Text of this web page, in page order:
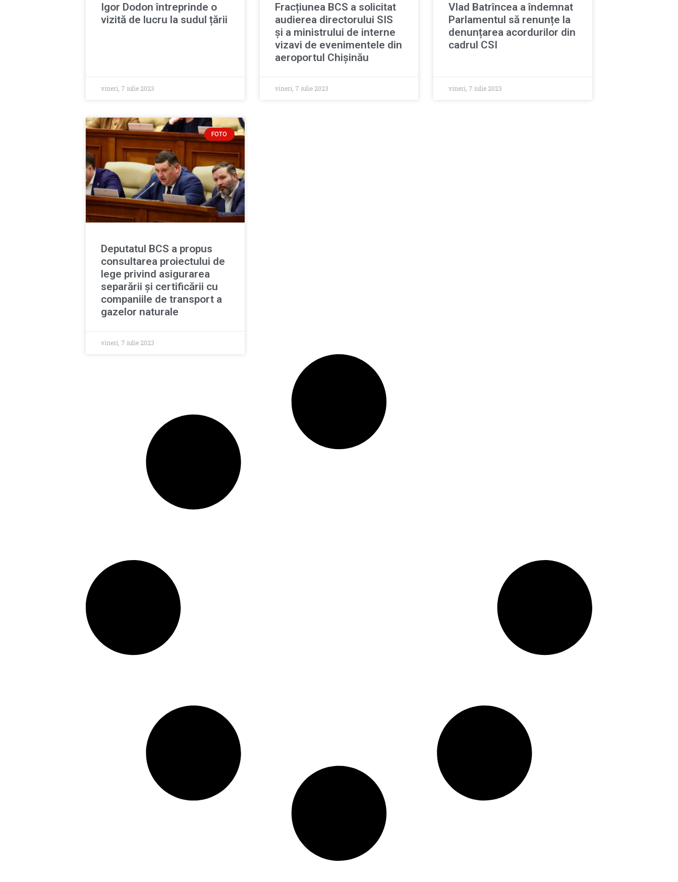
Igor Dodon întreprinde o
vizită de lucru la sudul țării
vineri, 7 iulie 2023
Fracțiunea BCS a solicitat
audierea directorului SIS
și a ministrului de interne
vizavi de evenimentele din
aeroportul Chișinău
vineri, 7 iulie 2023
Vlad Batrîncea a îndemnat
Parlamentul să renunțe la
denunțarea acordurilor din
cadrul CSI
vineri, 7 iulie 2023
FOTO
Deputatul BCS a propus
consultarea proiectului de
lege privind asigurarea
separării și certificării cu
companiile de transport a
gazelor naturale
vineri, 7 iulie 2023